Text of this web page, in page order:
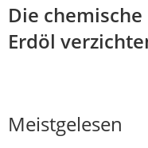
Die
Erdöl
Meistgelesen